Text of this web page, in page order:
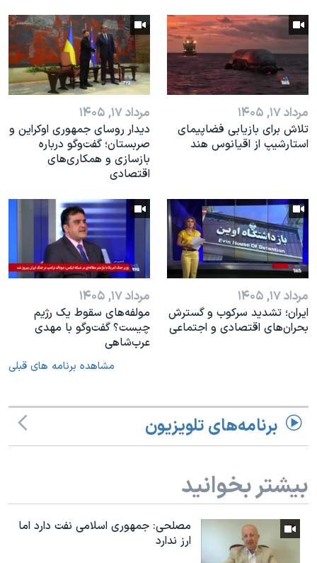
مرداد ۱۷, ۱۴۰۵
تلاش برای بازیابی فضاپیمای
استارشیپ از اقیانوس هند
مرداد ۱۷, ۱۴۰۵
دیدار روسای جمهوری اوکراین و
صربستان؛ گفت‌وگو درباره
بازسازی و همکاری‌های
اقتصادی
مرداد ۱۷, ۱۴۰۵
ایران؛ تشدید سرکوب و گسترش
بحران‌های اقتصادی و اجتماعی
مرداد ۱۷, ۱۴۰۵
مولفه‌های سقوط یک رژیم
چیست؟ گفت‌وگو با مهدی
عرب‌شاهی
مشاهده برنامه های قبلی
برنامه‌های تلویزیون
بیشتر بخوانید
مصلحی: جمهوری اسلامی نفت دارد اما
ارز ندارد